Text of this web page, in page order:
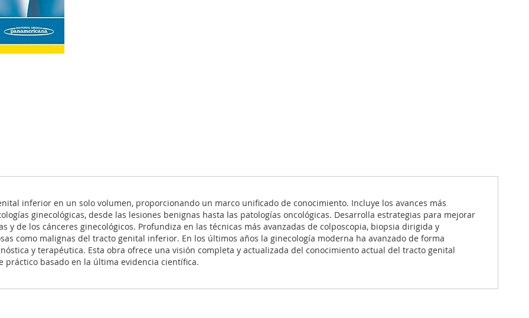
inferior en un solo volumen, proporcionando un marco unificado de conocimiento. Incluye los avances más
ginecológicas, desde las lesiones benignas hasta las patologías oncológicas. Desarrolla estrategias para mejorar
y de los cánceres ginecológicos. Profundiza en las técnicas más avanzadas de colposcopia, biopsia dirigida y
como malignas del tracto genital inferior. En los últimos años la ginecología moderna ha avanzado de forma
y terapéutica. Esta obra ofrece una visión completa y actualizada del conocimiento actual del tracto genital
práctico basado en la última evidencia científica.